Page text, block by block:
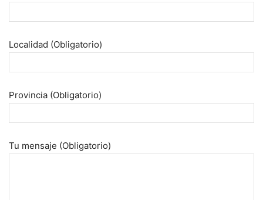
Localidad (Obligatorio)
Provincia (Obligatorio)
Tu mensaje (Obligatorio)